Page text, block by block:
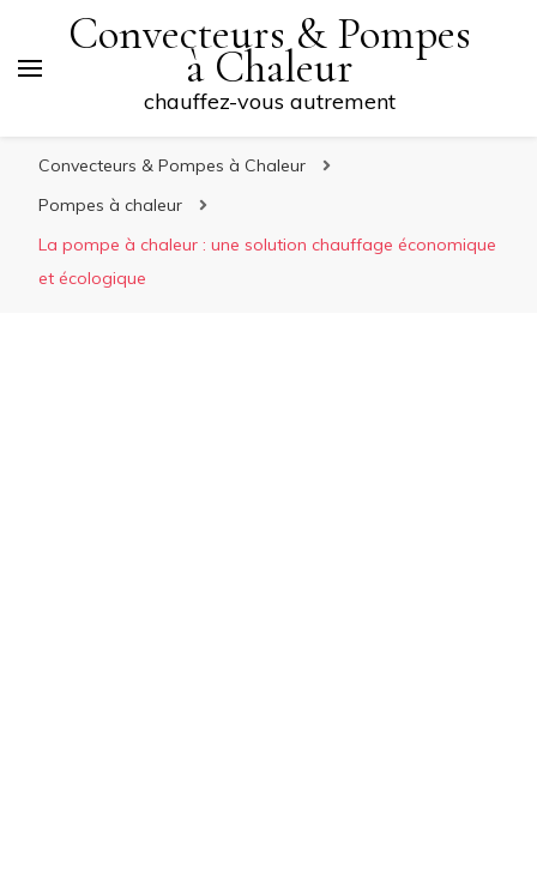
Convecteurs & Pompes
à Chaleur
chauffez-vous autrement
Convecteurs & Pompes à Chaleur
Pompes à chaleur
La pompe à chaleur : une solution chauffage économique
et écologique